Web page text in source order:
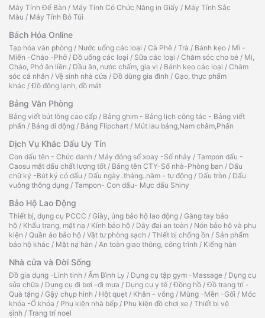
Máy Tính Để Bàn / Máy Tính Có Chức Năng in Giấy / Máy Tính Sắc
Màu / Máy Tính Bỏ Túi
Bách Hóa Online
Tạp hóa văn phòng / Nước uống các loại / Cà Phê / Trà / Bánh kẹo / Mì -
Miến -Cháo -Phở /Đồ uống các loại / Sữa các loại / Chăm sóc cho bé / Mì,
Cháo, Phở ăn liền / Dầu ăn, nước chấm, gia vị / Bánh kẹo các loại / Chăm
sóc cá nhân / Vệ sinh nhà cửa /Đồ dùng gia đình / Gạo, thực phẩm
khác /Đồ đông lạnh, đồ mát
Bảng Văn Phòng
Bảng viết bút lông cao cấp / Bảng ghim - Bảng lịch công tác - Bảng viết
phấn / Bảng di động / Bảng Flipchart / Mút lau bảng,Nam châm,Phấn
Dịch Vụ Khắc Dấu Uy Tín
Con dấu tên - Chức danh / Máy đóng số xoay -Số nhảy / Tampon dấu -
Caosu mặt dấu chất lượng tốt / Bảng tên CTY-Số nhà-Phòng ban / Dấu
chữ ký -Bút ký có dấu / Dấu ngày..tháng..năm - tự động / Dấu tròn / Dấu
vuông thông dụng / Tampon- Con dấu- Mực dấu Shiny
Bảo Hộ Lao Động
Thiết bị, dụng cụ PCCC / Giày, ủng bảo hộ lao động / Găng tay bảo
hộ / Khẩu trang, mặt nạ / Kính bảo hộ / Dây đai an toàn / Nón bảo hộ và phụ
kiện / Quần áo bảo hộ / Vật tư phòng sạch / Thiết bị chống ồn / Sản phẩm
bảo hộ khác / Mặt nạ hàn / An toàn giao thông, công trình / Kiếng hàn
Nhà cửa và Đời Sống
Đồ gia dụng -Linh tinh / Ấm Bình Ly / Dụng cụ tập gym -Massage / Dụng cụ
sửa chữa / Dụng cụ đi bơi -đi mưa / Dụng cụ y tế /Đồng hồ /Đồ trang trí -
Quà tặng / Gậy chụp hình / Hột quẹt / Khăn - võng / Mùng -Mền -Gối / Móc
khóa -Ổ khóa / Phụ kiện nhà bếp / Phụ kiện đồ chơi xe / Thiết bị vệ
sinh / Trang trí noel